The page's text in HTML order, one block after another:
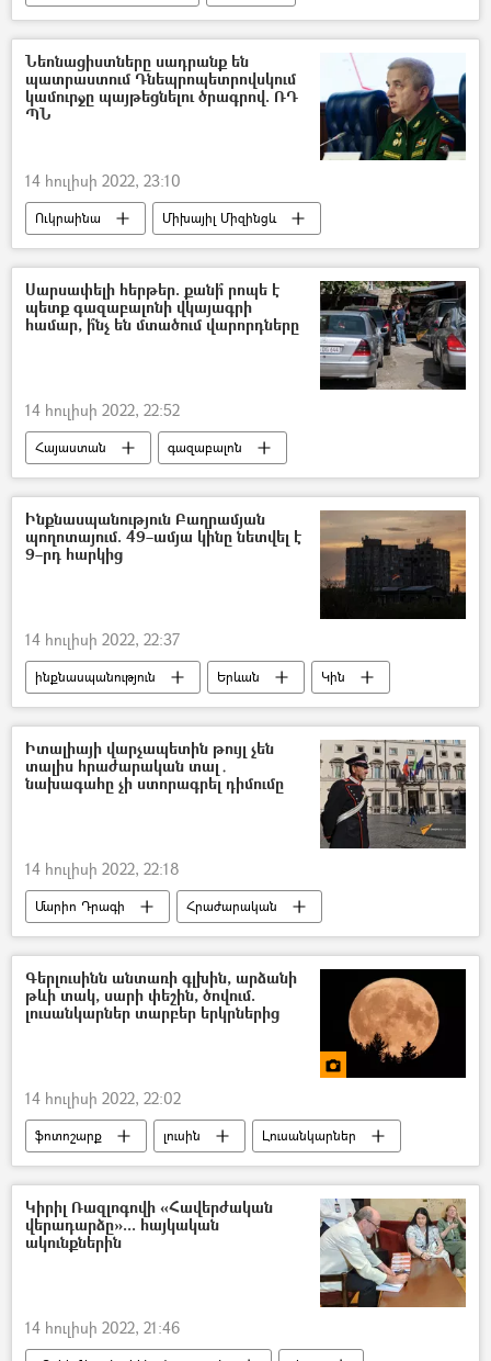
էլեկտրաէներգիա
Ռուսաստան
Ուկրաինա
Պատերազմ
պատժամիջոցներ
ԱՄՆ
Նեոնացիստները սադրանք են
պատրաստում Դնեպրոպետրովսկում
կամուրջը պայթեցնելու ծրագրով. ՌԴ
ՊՆ
14 հուլիսի 2022, 23:10
Ուկրաինա
Միխայիլ Միզինցև
Ռուսաստան
Պատերազմ
Դոնբաս
Դոնեցկ սադրանք
Սարսափելի հերթեր. քանի՞ րոպե է
պետք գազաբալոնի վկայագրի
համար, ի՞նչ են մտածում վարորդները
14 հուլիսի 2022, 22:52
Հայաստան
գազաբալոն
ավտոմեքենա
Երևան վարորդ
Ինքնասպանություն Բաղրամյան
պողոտայում. 49–ամյա կինը նետվել է
9–րդ հարկից
14 հուլիսի 2022, 22:37
ինքնասպանություն Երևան
Կին
Բաղրամյան պողոտա
Իտալիայի վարչապետին թույլ չեն
տալիս հրաժարական տալ․
նախագահը չի ստորագրել դիմումը
14 հուլիսի 2022, 22:18
Մարիո Դրագի
Հրաժարական
Իտալիա
Վարչապետ
Գերլուսինն անտառի գլխին, արձանի
թևի տակ, սարի փեշին, ծովում.
լուսանկարներ տարբեր երկրներից
14 հուլիսի 2022, 22:02
ֆոտոշարք լուսին Լուսանկարներ
Կիրիլ Ռազլոգովի «Հավերժական
վերադարձը»... հայկական
ակունքներին
14 հուլիսի 2022, 21:46